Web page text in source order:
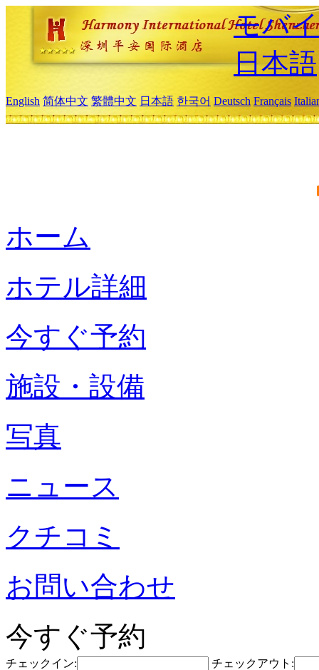
モバ
日本語
English 简体中文 繁體中文 日本語 한국어 Deutsch Français
ホーム
ホテル詳細
今すぐ予約
施設・設備
写真
ニュース
クチコミ
お問い合わせ
今すぐ予約
チェックイン: チェックアウト: